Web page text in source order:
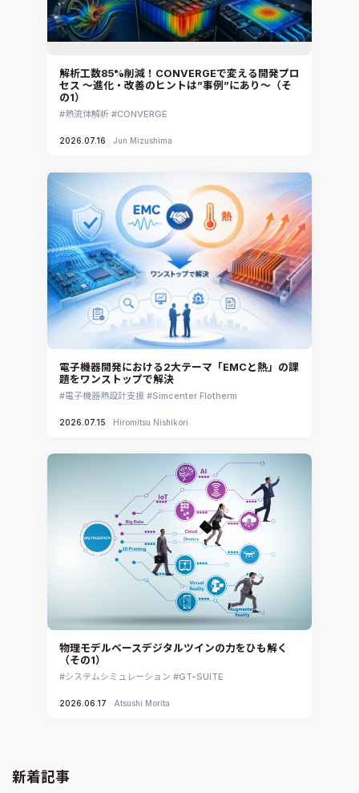
解析工数85%削減！CONVERGEで変える開発プロ
セス ～進化・改善のヒントは”事例”にあり～（そ
の1）
熱流体解析 CONVERGE
2026.07.16 Jun Mizushima
電子機器開発における2大テーマ「EMCと熱」の課
題をワンストップで解決
電子機器熱設計支援 Simcenter Flotherm
2026.07.15 Hiromitsu Nishikori
物理モデルベースデジタルツインの力をひも解く
（その1）
システムシミュレーション GT-SUITE
2026.06.17 Atsushi Morita
新着記事